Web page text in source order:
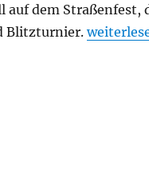
dem Straßenfest,
Blitzturnier.